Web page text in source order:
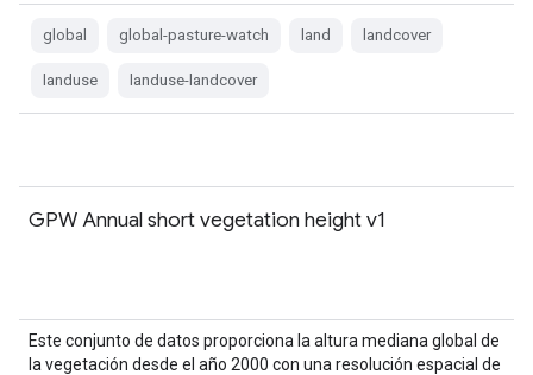
global global-pasture-watch land landcover
landuse landuse-landcover
GPW Annual short vegetation height v1
Este conjunto de datos proporciona la altura mediana global de
la vegetación desde el año 2000 con una resolución espacial de